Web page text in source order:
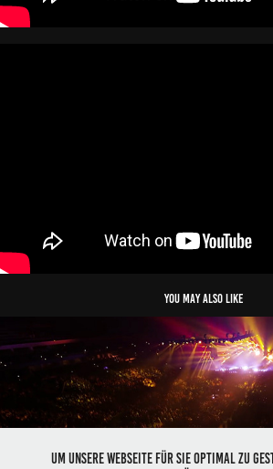
you may also like
Schiller - Live
Um unsere Webseite für Sie optimal zu